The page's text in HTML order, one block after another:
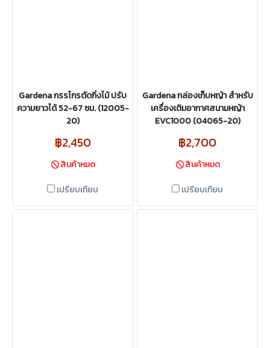
Gardena กรรไกรตัดกิ่งไม้ ปรับ
ความยาวได้ 52-67 ซม. (12005-
20)
฿2,450
สินค้าหมด
เปรียบเทียบ
Gardena กล่องเก็บหญ้า สำหรับ
เครื่องเติมอากาศสนามหญ้า
EVC1000 (04065-20)
฿2,700
สินค้าหมด
เปรียบเทียบ